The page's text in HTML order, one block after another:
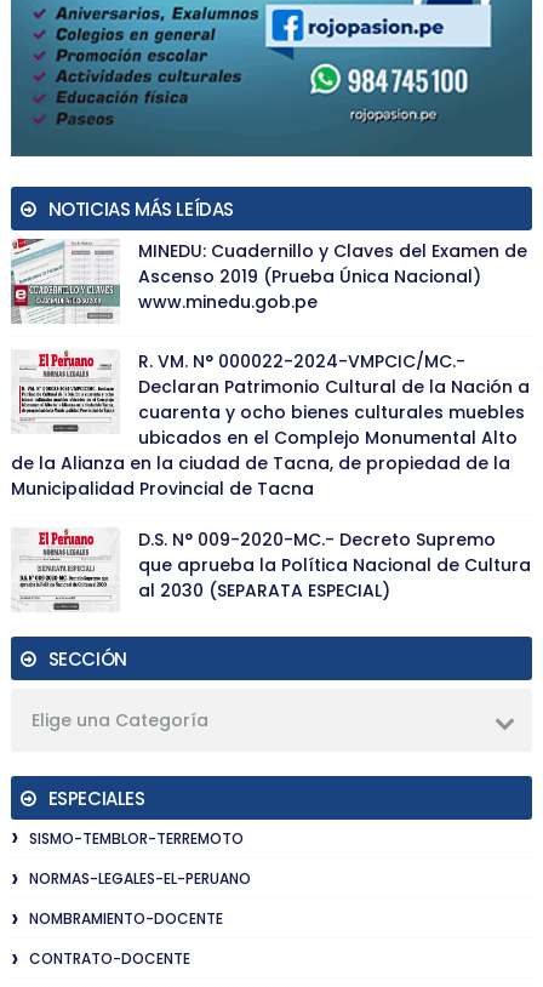
NOTICIAS MÁS LEÍDAS
MINEDU: Cuadernillo y Claves del Examen de
Ascenso 2019 (Prueba Única Nacional)
www.minedu.gob.pe
R. VM. N° 000022-2024-VMPCIC/MC.-
Declaran Patrimonio Cultural de la Nación a
cuarenta y ocho bienes culturales muebles
ubicados en el Complejo Monumental Alto
de la Alianza en la ciudad de Tacna, de propiedad de la
Municipalidad Provincial de Tacna
D.S. N° 009-2020-MC.- Decreto Supremo
que aprueba la Política Nacional de Cultura
al 2030 (SEPARATA ESPECIAL)
SECCIÓN
Elige una Categoría
ESPECIALES
SISMO-TEMBLOR-TERREMOTO
NORMAS-LEGALES-EL-PERUANO
NOMBRAMIENTO-DOCENTE
CONTRATO-DOCENTE